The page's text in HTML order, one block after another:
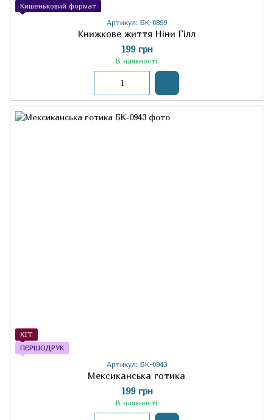
Кишеньковий формат
Артикул: БК-0899
Книжкове життя Ніни Гілл
199 грн
В наявності
ХІТ
ПЕРШОДРУК
Артикул: БК-0943
Мексиканська готика
199 грн
В наявності